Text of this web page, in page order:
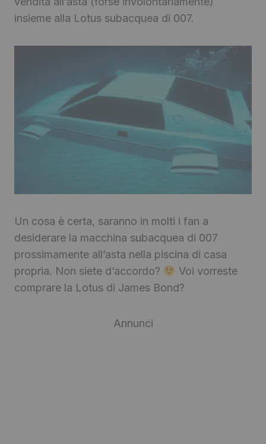
insieme alla Lotus subacquea di 007.
Un cosa è certa, saranno in molti i fan a
desiderare la macchina subacquea di 007
prossimamente all’asta nella piscina di casa
propria. Non siete d’accordo?
Voi vorreste
comprare la Lotus di James Bond?
Annunci